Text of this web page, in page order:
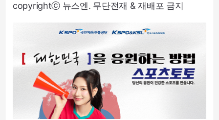
copyrightⓒ 뉴스엔. 무단전재 & 재배포 금지